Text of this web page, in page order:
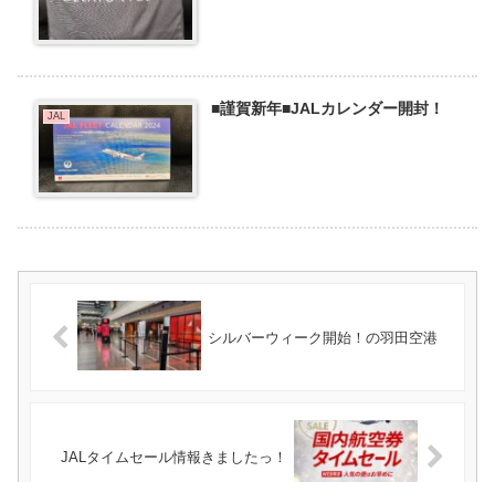
JAL ■謹賀新年■JALカレンダー開封！
シルバーウィーク開始！の羽田空港
JALタイムセール情報きましたっ！